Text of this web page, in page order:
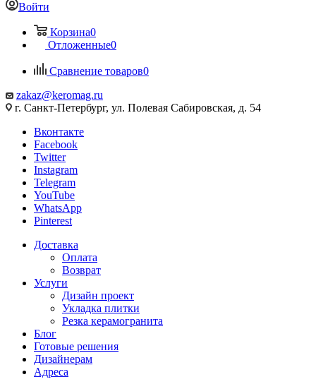
Войти
Корзина0
Отложенные0
Сравнение товаров0
zakaz@keromag.ru
г. Санкт-Петербург, ул. Полевая Сабировская, д. 54
Вконтакте
Facebook
Twitter
Instagram
Telegram
YouTube
WhatsApp
Pinterest
Доставка
Оплата
Возврат
Услуги
Дизайн проект
Укладка плитки
Резка керамогранита
Блог
Готовые решения
Дизайнерам
Адреса